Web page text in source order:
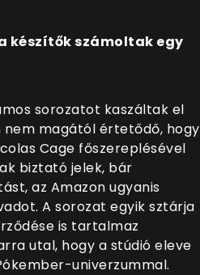
készítők számoltak egy
sorozatot kaszáltak el
magától értetődő, hogy
Cage főszereplésével
biztató jelek, bár
az Amazon ugyanis
A sorozat egyik sztárja
is tartalmaz
utal, hogy a stúdió eleve
univerzummal.